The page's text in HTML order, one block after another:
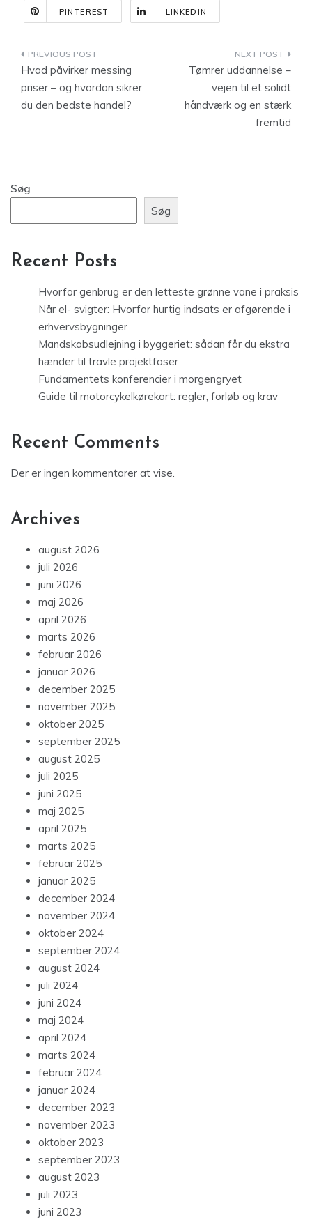
PINTEREST LINKEDIN
Indlægsnavigation
Hvad påvirker messing
priser – og hvordan sikrer
du den bedste handel?
Tømrer uddannelse –
vejen til et solidt
håndværk og en stærk
fremtid
Søg
Søg
Recent Posts
Hvorfor genbrug er den letteste grønne vane i praksis
Når el- svigter: Hvorfor hurtig indsats er afgørende i
erhvervsbygninger
Mandskabsudlejning i byggeriet: sådan får du ekstra
hænder til travle projektfaser
Fundamentets konferencier i morgengryet
Guide til motorcykelkørekort: regler, forløb og krav
Recent Comments
Der er ingen kommentarer at vise.
Archives
august 2026
juli 2026
juni 2026
maj 2026
april 2026
marts 2026
februar 2026
januar 2026
december 2025
november 2025
oktober 2025
september 2025
august 2025
juli 2025
juni 2025
maj 2025
april 2025
marts 2025
februar 2025
januar 2025
december 2024
november 2024
oktober 2024
september 2024
august 2024
juli 2024
juni 2024
maj 2024
april 2024
marts 2024
februar 2024
januar 2024
december 2023
november 2023
oktober 2023
september 2023
august 2023
juli 2023
juni 2023